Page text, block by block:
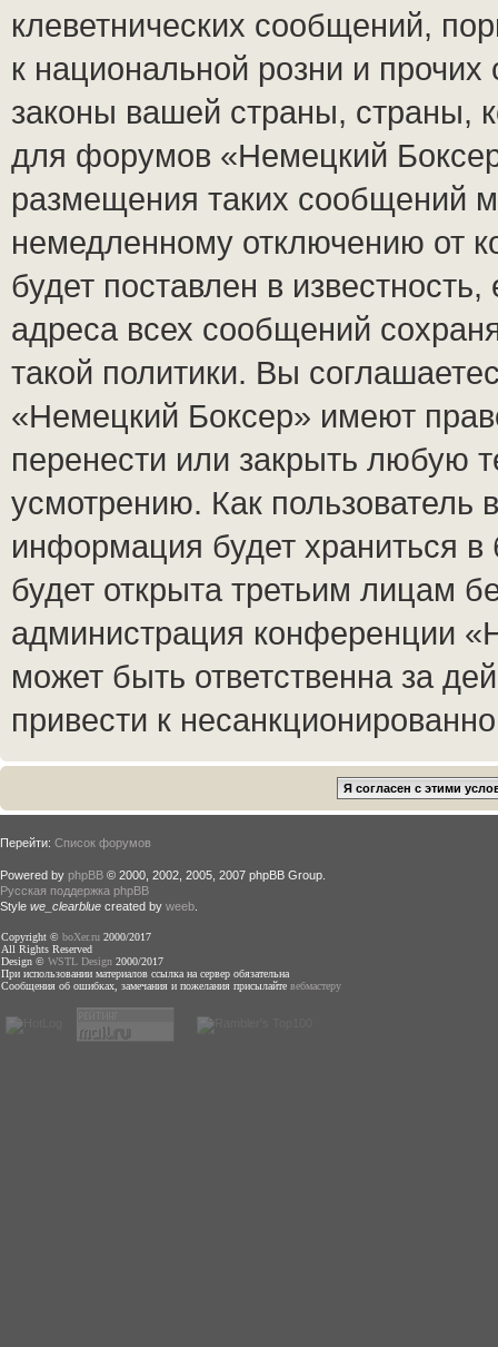
клеветнических сообщений,
к национальной розни и
законы вашей страны, страны,
для форумов «Немецкий
размещения таких сообщений
немедленному отключению от
будет поставлен в
адреса всех сообщений
такой политики. Вы
«Немецкий Боксер» имеют
перенести или закрыть любую
усмотрению. Как пользователь
информация будет храниться
будет открыта третьим лицам
администрация конференции
может быть ответственна за
привести к
Перейти: Список форумов
Powered by phpBB © 2000, 2002, 2005, 2007 phpBB Group.
Русская поддержка phpBB
Style we_clearblue created by weeb
Copyright © boXer.ru 2000/2017
All Rights Reserved
Design © WSTL Design 2000/2017
При использовании материалов ссылка на сервер обязательна
Сообщения об ошибках, замечания и пожелания присылайте вебмастеру